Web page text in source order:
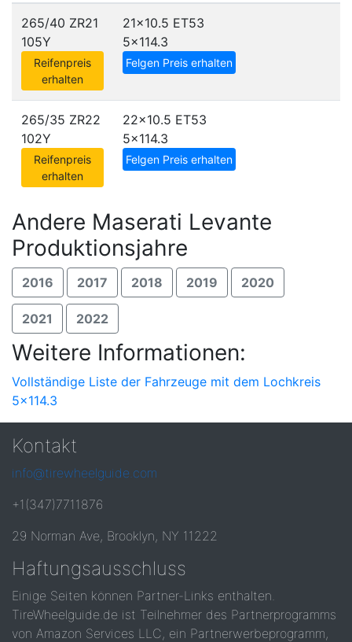
265/40 ZR21
105Y
Reifenpreis
erhalten
21x10.5 ET53
5x114.3
Felgen Preis erhalten
265/35 ZR22
102Y
Reifenpreis
erhalten
22x10.5 ET53
5x114.3
Felgen Preis erhalten
Andere Maserati Levante
Produktionsjahre
2016 2017 2018 2019 2020
2021 2022
Weitere Informationen:
Vollständige Liste der Fahrzeuge mit dem Lochkreis
5x114.3
Kontakt
info@tirewheelguide.com
+1(347)7711876
29 Norman Ave, Brooklyn, NY 11222
Haftungsausschluss
Einige Seiten können Partner-Links enthalten.
TireWheelguide.de ist Teilnehmer des Partnerprogramms
von Amazon Services LLC, ein Partnerwerbeprogramm,